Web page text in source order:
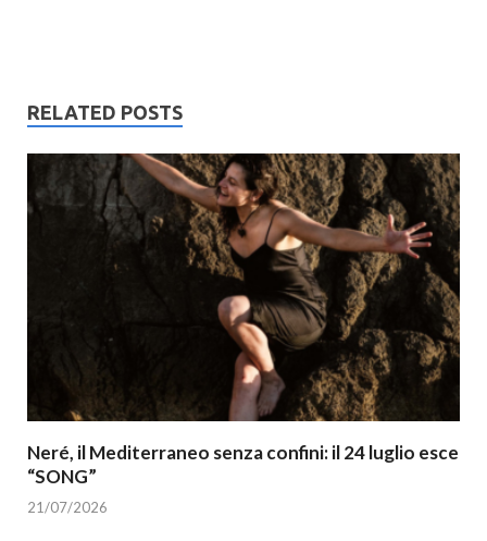
RELATED POSTS
Neré, il Mediterraneo senza confini: il 24 luglio esce
“SONG”
21/07/2026